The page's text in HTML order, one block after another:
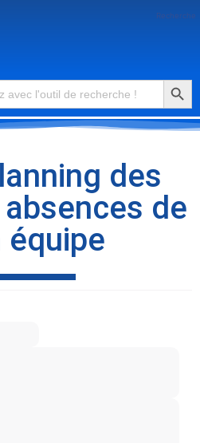
Recherche
des
de
équipe